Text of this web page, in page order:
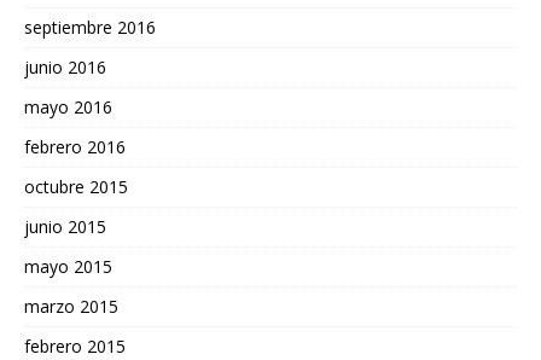
septiembre 2016
junio 2016
mayo 2016
febrero 2016
octubre 2015
junio 2015
mayo 2015
marzo 2015
febrero 2015